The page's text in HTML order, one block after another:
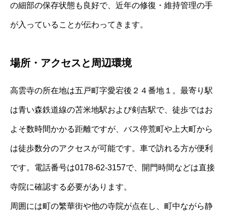
の細部の保存状態も良好で、近年の修復・維持管理の手
が入っていることが伝わってきます。
場所・アクセスと周辺環境
高雲寺の所在地は五戸町字愛宕後２４番地１。最寄り駅
は青い森鉄道線の苫米地駅および剣吉駅で、徒歩ではお
よそ数時間かかる距離ですが、バス停荒町や上大町から
は徒歩数分のアクセスが可能です。車で訪れる方が便利
です。電話番号は0178-62-3157で、開門時間などは直接
寺院に確認する必要があります。
周囲には町の繁華街や他の寺院が点在し、町中ながら静